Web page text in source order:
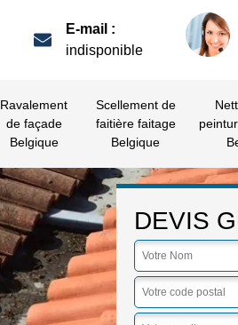
E-mail :
indisponible
Ravalement
de façade
Belgique
Scellement de
faitière faitage
Belgique
DEVIS